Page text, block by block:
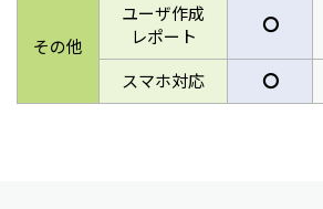
その他
ユーザ作成
レポート
〇
スマホ対応 〇